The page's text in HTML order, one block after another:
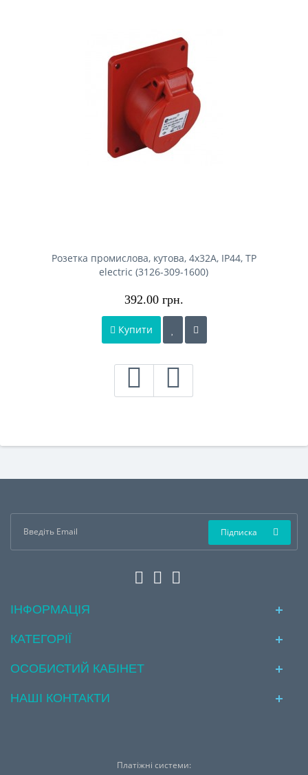
Розетка промислова, кутова, 4x32A, IP44, TP
electric (3126-309-1600)
392.00 грн.
Купити
Підписка
ІНФОРМАЦІЯ
КАТЕГОРІЇ
ОСОБИСТИЙ КАБІНЕТ
НАШІ КОНТАКТИ
Платіжні системи: